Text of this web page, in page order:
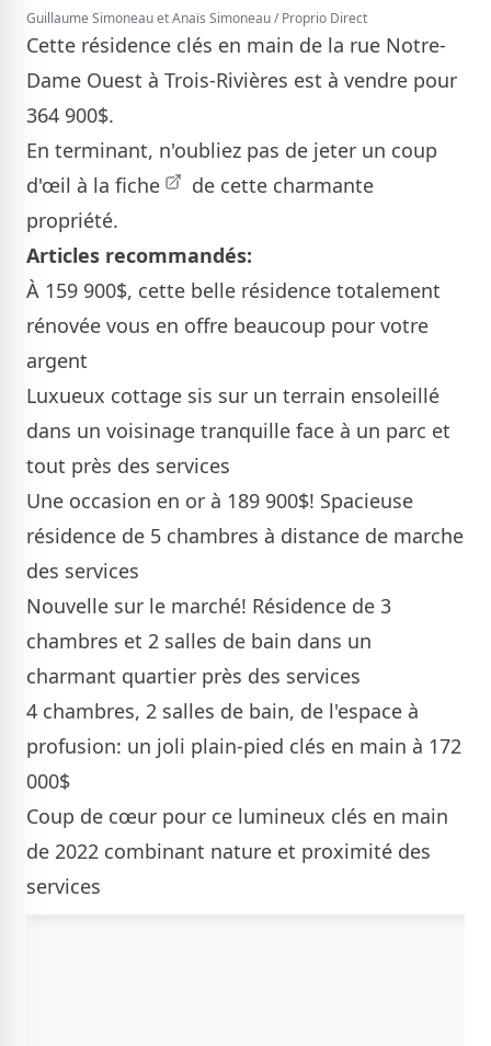
Guillaume Simoneau et Anaïs Simoneau / Proprio Direct
Cette résidence clés en main de la rue Notre-
Dame Ouest à Trois-Rivières est à vendre pour
364 900$.
En terminant, n'oubliez pas de jeter un coup
d'œil à la fiche
de cette charmante
propriété.
Articles recommandés:
À 159 900$, cette belle résidence totalement
rénovée vous en offre beaucoup pour votre
argent
Luxueux cottage sis sur un terrain ensoleillé
dans un voisinage tranquille face à un parc et
tout près des services
Une occasion en or à 189 900$! Spacieuse
résidence de 5 chambres à distance de marche
des services
Nouvelle sur le marché! Résidence de 3
chambres et 2 salles de bain dans un
charmant quartier près des services
4 chambres, 2 salles de bain, de l'espace à
profusion: un joli plain-pied clés en main à 172
000$
Coup de cœur pour ce lumineux clés en main
de 2022 combinant nature et proximité des
services